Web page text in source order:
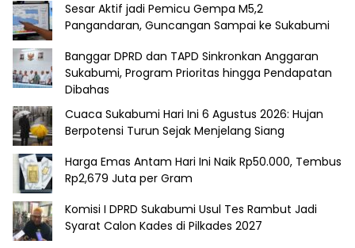
Sesar Aktif jadi Pemicu Gempa M5,2
Pangandaran, Guncangan Sampai ke Sukabumi
Banggar DPRD dan TAPD Sinkronkan Anggaran
Sukabumi, Program Prioritas hingga Pendapatan
Dibahas
Cuaca Sukabumi Hari Ini 6 Agustus 2026: Hujan
Berpotensi Turun Sejak Menjelang Siang
Harga Emas Antam Hari Ini Naik Rp50.000, Tembus
Rp2,679 Juta per Gram
Komisi I DPRD Sukabumi Usul Tes Rambut Jadi
Syarat Calon Kades di Pilkades 2027